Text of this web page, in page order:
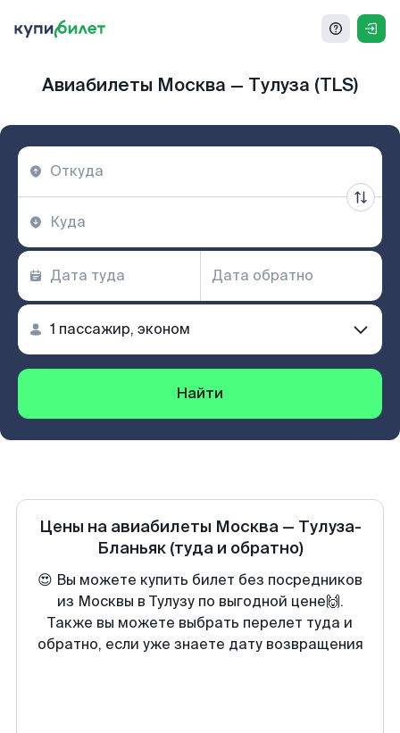
Авиабилеты Москва — Тулуза (TLS)
Найти
Цены на авиабилеты Москва— Тулуза-
Бланьяк (туда и обратно)
😍 Вы можете купить билет без посредников
из Москвы в Тулузу по выгодной цене🙌.
Также вы можете выбрать перелет туда и
обратно, если уже знаете дату возвращения